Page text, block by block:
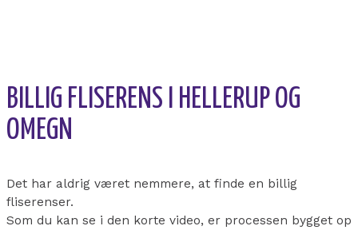
BILLIG FLISERENS I HELLERUP OG
OMEGN
Det har aldrig været nemmere, at finde en billig
fliserenser.
Som du kan se i den korte video, er processen bygget op